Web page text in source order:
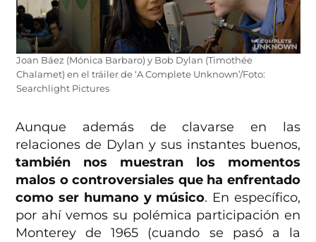
Joan Báez (Mónica Barbaro) y Bob Dylan (Timothée
Chalamet) en el tráiler de ‘A Complete Unknown’/Foto:
Searchlight Pictures
Aunque además de clavarse en las
relaciones de Dylan y sus instantes buenos,
también nos muestran los momentos
malos o controversiales que ha enfrentado
como ser humano y músico. En específico,
por ahí vemos su polémica participación en
Monterey de 1965 (cuando se pasó a la